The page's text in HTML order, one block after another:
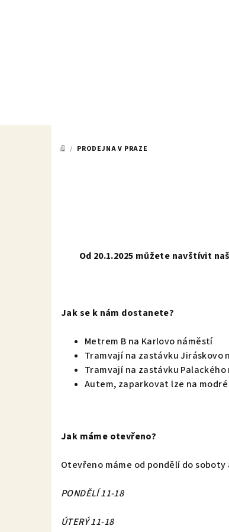
DOMŮ
/ PRODEJNA V PRAZE
Od 20.1.2025 můžete navštívit
Jak se k nám dostanete?
Metrem B na Karlovo náměstí
Tramvají na zastávku Jiráskovo
Tramvají na zastávku
Autem, zaparkovat lze na
Jak máme otevřeno?
Otevřeno máme od pondělí do
PONDĚLÍ 11-18
ÚTERÝ 11-18